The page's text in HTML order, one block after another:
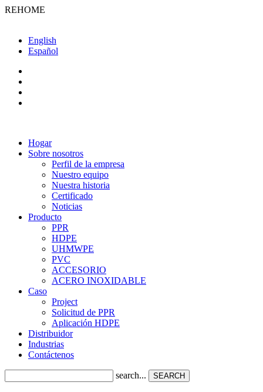
REHOME
English
Español
Hogar
Sobre nosotros
Perfil de la empresa
Nuestro equipo
Nuestra historia
Certificado
Noticias
Producto
PPR
HDPE
UHMWPE
PVC
ACCESORIO
ACERO INOXIDABLE
Caso
Project
Solicitud de PPR
Aplicación HDPE
Distribuidor
Industrias
Contáctenos
search... SEARCH